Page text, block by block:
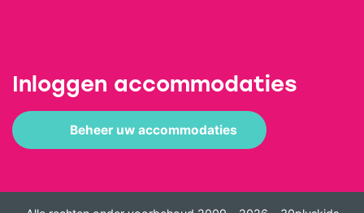
Inloggen accommodaties
Beheer uw accommodaties